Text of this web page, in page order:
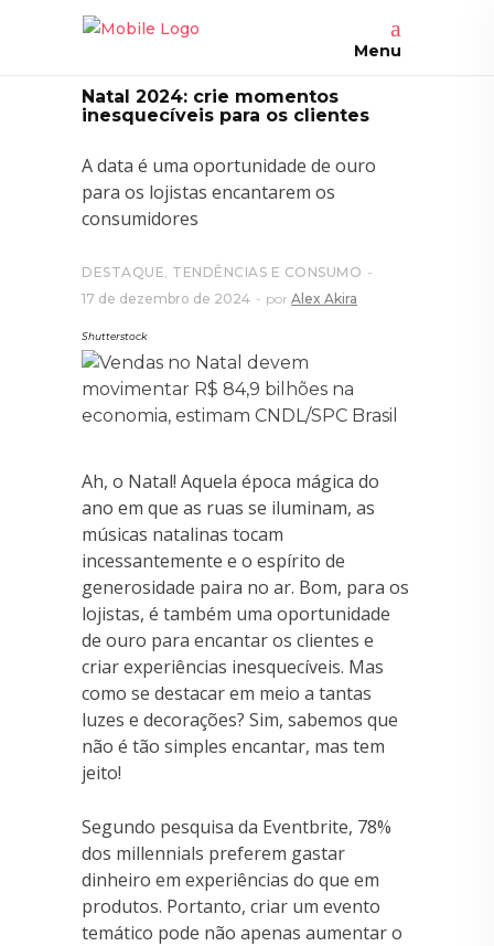
Menu
Natal 2024: crie momentos
inesquecíveis para os clientes
A data é uma oportunidade de ouro
para os lojistas encantarem os
consumidores
DESTAQUE, TENDÊNCIAS E CONSUMO
17 de dezembro de 2024
por Alex Akira
Shutterstock
Ah, o Natal! Aquela época mágica do
ano em que as ruas se iluminam, as
músicas natalinas tocam
incessantemente e o espírito de
generosidade paira no ar. Bom, para os
lojistas, é também uma oportunidade
de ouro para encantar os clientes e
criar experiências inesquecíveis. Mas
como se destacar em meio a tantas
luzes e decorações? Sim, sabemos que
não é tão simples encantar, mas tem
jeito!
Segundo pesquisa da Eventbrite, 78%
dos millennials preferem gastar
dinheiro em experiências do que em
produtos. Portanto, criar um evento
temático pode não apenas aumentar o